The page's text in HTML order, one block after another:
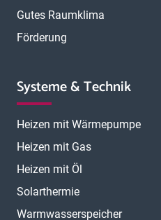
Gutes Raumklima
Förderung
Systeme & Technik
Heizen mit Wärmepumpe
Heizen mit Gas
Heizen mit Öl
Solarthermie
Warmwasserspeicher